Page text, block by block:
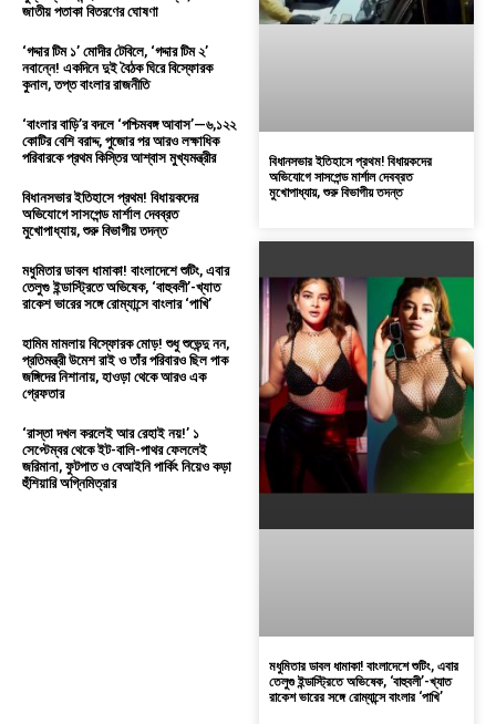
জাতীয় পতাকা বিতরণের ঘোষণা
‘গদ্দার টিম ১’ মোদীর টেবিলে, ‘গদ্দার টিম ২’
নবান্নে! একদিনে দুই বৈঠক ঘিরে বিস্ফোরক
কুনাল, তপ্ত বাংলার রাজনীতি
‘বাংলার বাড়ি’র বদলে ‘পশ্চিমবঙ্গ আবাস’—৬,১২২
কোটির বেশি বরাদ্দ, পুজোর পর আরও লক্ষাধিক
পরিবারকে প্রথম কিস্তির আশ্বাস মুখ্যমন্ত্রীর
বিধানসভার ইতিহাসে প্রথম! বিধায়কদের
অভিযোগে সাসপেন্ড মার্শাল দেবব্রত
মুখোপাধ্যায়, শুরু বিভাগীয় তদন্ত
মধুমিতার ডাবল ধামাকা! বাংলাদেশে শুটিং, এবার
তেলুগু ইন্ডাস্ট্রিতে অভিষেক, ‘বাহুবলী’-খ্যাত
রাকেশ ভারের সঙ্গে রোম্যান্সে বাংলার ‘পাখি’
হামিম মামলায় বিস্ফোরক মোড়! শুধু শুভেন্দু নন,
প্রতিমন্ত্রী উমেশ রাই ও তাঁর পরিবারও ছিল পাক
জঙ্গিদের নিশানায়, হাওড়া থেকে আরও এক
গ্রেফতার
‘রাস্তা দখল করলেই আর রেহাই নয়!’ ১
সেপ্টেম্বর থেকে ইট-বালি-পাথর ফেললেই
জরিমানা, ফুটপাত ও বেআইনি পার্কিং নিয়েও কড়া
হুঁশিয়ারি অগ্নিমিত্রার
বিধানসভার ইতিহাসে প্রথম! বিধায়কদের
অভিযোগে সাসপেন্ড মার্শাল দেবব্রত
মুখোপাধ্যায়, শুরু বিভাগীয় তদন্ত
মধুমিতার ডাবল ধামাকা! বাংলাদেশে শুটিং, এবার
তেলুগু ইন্ডাস্ট্রিতে অভিষেক, ‘বাহুবলী’-খ্যাত
রাকেশ ভারের সঙ্গে রোম্যান্সে বাংলার ‘পাখি’